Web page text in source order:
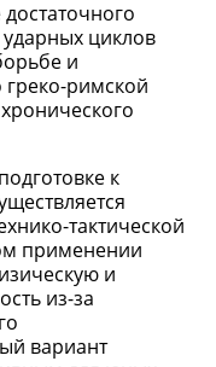
циклов
и
римской
к
тактической
применении
и
из-за
вариант